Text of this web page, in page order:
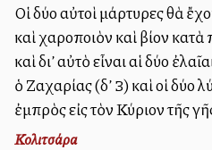
Οἱ δύο αὐτοὶ μάρτυρες θὰ
καὶ χαροποιὸν καὶ βίον
καὶ δι’ αὐτὸ εἶναι αἱ δύο
ὁ Ζαχαρίας (δ’ 3) καὶ οἱ δύο
ἐμπρὸς εἰς τὸν Κύριον τῆς
Κολιτσάρα